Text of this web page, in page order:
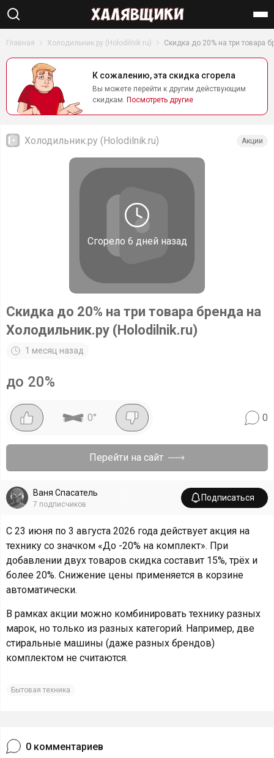
Найти
Главная Холодильник.ру (Holodilnik.ru) Скидка до 20% на три товара
К сожалению, эта скидка сгорела
Вы можете перейти к другим действующим
скидкам. Посмотреть другие
Сгорело 6 дней назад
Холодильник.ру (Holodilnik.ru) Акции
Скидка до 20% на три товара бренда на
Холодильник.ру (Holodilnik.ru)
1 месяц назад
до 20%
0° 0
Перейти на сайт
Ваня Спасатель
7 подписчиков
Подписаться
С 23 июня по 3 августа 2026 года действует акция на
технику со значком «До -20% на комплект». При
добавлении двух товаров скидка составит 15%, трёх и
более 20%. Снижение цены применяется в корзине
автоматически.
В рамках акции можно комбинировать технику разных
марок, но только из разных категорий. Например, две
стиральные машины (даже разных брендов)
комплектом не считаются.
Бытовая техника
0 комментариев